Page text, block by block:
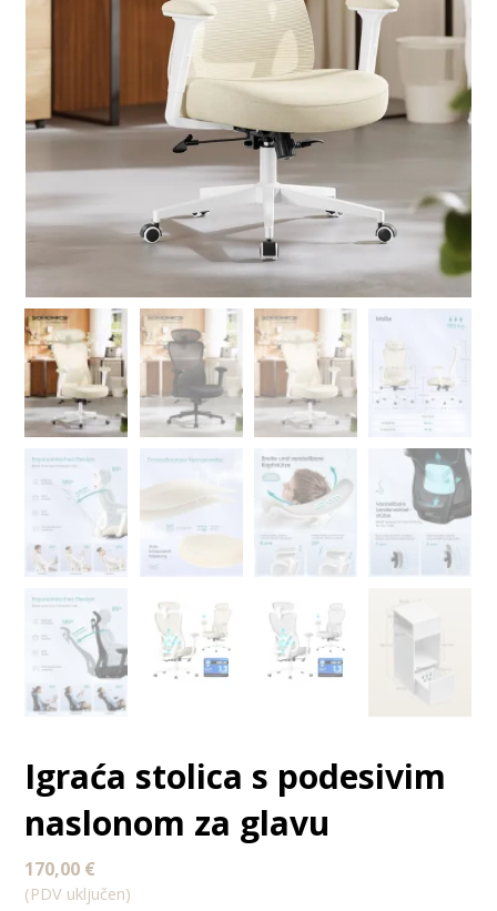
Igraća stolica s podesivim
naslonom za glavu
170,00 €
(PDV uključen)